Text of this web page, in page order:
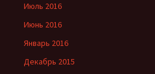
Июль 2016
Июнь 2016
Январь 2016
Декабрь 2015